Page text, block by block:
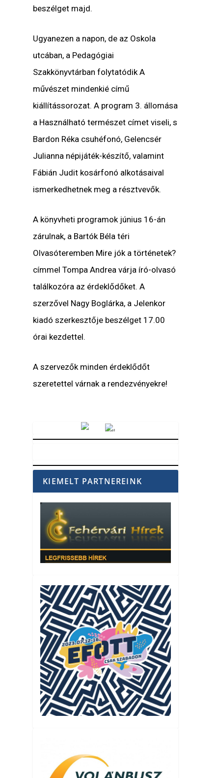
beszélget majd.
Ugyanezen a napon, de az Oskola
utcában, a Pedagógiai
Szakkönyvtárban folytatódik A
művészet mindenkié című
kiállítássorozat. A program 3. állomása
a Használható természet címet viseli, s
Bardon Réka csuhéfonó, Gelencsér
Julianna népijáték-készítő, valamint
Fábián Judit kosárfonó alkotásaival
ismerkedhetnek meg a résztvevők.
A könyvheti programok június 16-án
zárulnak, a Bartók Béla téri
Olvasóteremben Mire jók a történetek?
címmel Tompa Andrea várja író-olvasó
találkozóra az érdeklődőket. A
szerzővel Nagy Boglárka, a Jelenkor
kiadó szerkesztője beszélget 17.00
órai kezdettel.
A szervezők minden érdeklődőt
szeretettel várnak a rendezvényekre!
KIEMELT PARTNEREINK